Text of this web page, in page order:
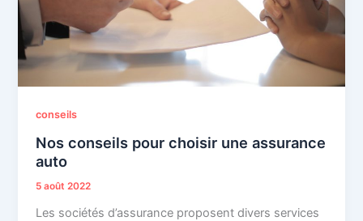
conseils
Nos conseils pour choisir une assurance
auto
5 août 2022
Les sociétés d’assurance proposent divers services